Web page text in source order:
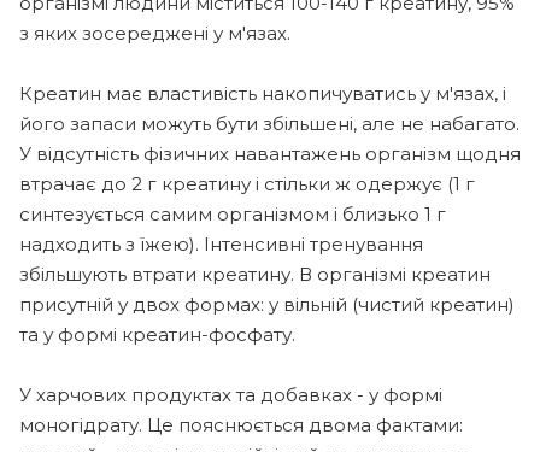
з яких зосереджені у м'язах.
Креатин має властивість накопичуватись у м'язах, і
його запаси можуть бути збільшені, але не набагато.
У відсутність фізичних навантажень організм щодня
втрачає до 2 г креатину і стільки ж одержує (1 г
синтезується самим організмом і близько 1 г
надходить з їжею). Інтенсивні тренування
збільшують втрати креатину. В організмі креатин
присутній у двох формах: у вільній (чистий креатин)
та у формі креатин-фосфату.
У харчових продуктах та добавках - у формі
моногідрату. Це пояснюється двома фактами: